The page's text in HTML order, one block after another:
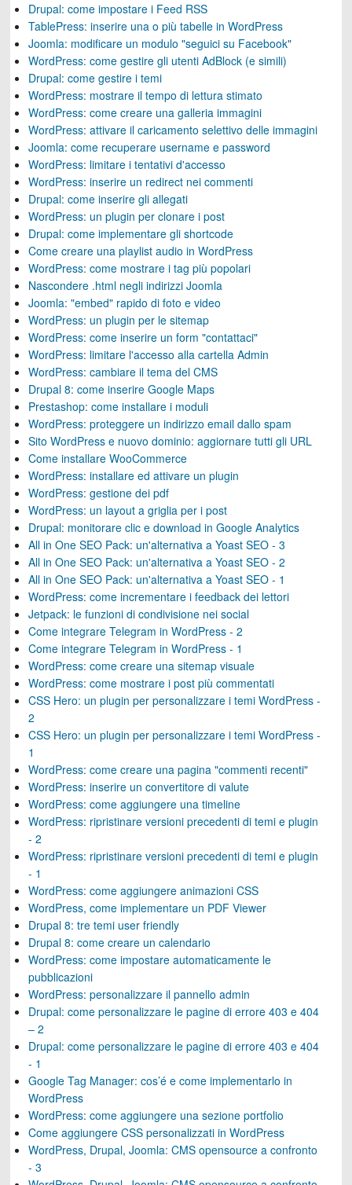
Drupal: come impostare i Feed RSS
TablePress: inserire una o più tabelle in WordPress
Joomla: modificare un modulo "seguici su Facebook"
WordPress: come gestire gli utenti AdBlock (e simili)
Drupal: come gestire i temi
WordPress: mostrare il tempo di lettura stimato
WordPress: come creare una galleria immagini
WordPress: attivare il caricamento selettivo delle immagini
Joomla: come recuperare username e password
WordPress: limitare i tentativi d'accesso
WordPress: inserire un redirect nei commenti
Drupal: come inserire gli allegati
WordPress: un plugin per clonare i post
Drupal: come implementare gli shortcode
Come creare una playlist audio in WordPress
WordPress: come mostrare i tag più popolari
Nascondere .html negli indirizzi Joomla
Joomla: "embed" rapido di foto e video
WordPress: un plugin per le sitemap
WordPress: come inserire un form "contattaci"
WordPress: limitare l'accesso alla cartella Admin
WordPress: cambiare il tema del CMS
Drupal 8: come inserire Google Maps
Prestashop: come installare i moduli
WordPress: proteggere un indirizzo email dallo spam
Sito WordPress e nuovo dominio: aggiornare tutti gli URL
Come installare WooCommerce
WordPress: installare ed attivare un plugin
WordPress: gestione dei pdf
WordPress: un layout a griglia per i post
Drupal: monitorare clic e download in Google Analytics
All in One SEO Pack: un'alternativa a Yoast SEO - 3
All in One SEO Pack: un'alternativa a Yoast SEO - 2
All in One SEO Pack: un'alternativa a Yoast SEO - 1
WordPress: come incrementare i feedback dei lettori
Jetpack: le funzioni di condivisione nei social
Come integrare Telegram in WordPress - 2
Come integrare Telegram in WordPress - 1
WordPress: come creare una sitemap visuale
WordPress: come mostrare i post più commentati
CSS Hero: un plugin per personalizzare i temi WordPress -
2
CSS Hero: un plugin per personalizzare i temi WordPress -
1
WordPress: come creare una pagina "commenti recenti"
WordPress: inserire un convertitore di valute
WordPress: come aggiungere una timeline
WordPress: ripristinare versioni precedenti di temi e plugin
- 2
WordPress: ripristinare versioni precedenti di temi e plugin
- 1
WordPress: come aggiungere animazioni CSS
WordPress, come implementare un PDF Viewer
Drupal 8: tre temi user friendly
Drupal 8: come creare un calendario
WordPress: come impostare automaticamente le
pubblicazioni
WordPress: personalizzare il pannello admin
Drupal: come personalizzare le pagine di errore 403 e 404
– 2
Drupal: come personalizzare le pagine di errore 403 e 404
- 1
Google Tag Manager: cos’é e come implementarlo in
WordPress
WordPress: come aggiungere una sezione portfolio
Come aggiungere CSS personalizzati in WordPress
WordPress, Drupal, Joomla: CMS opensource a confronto
- 3